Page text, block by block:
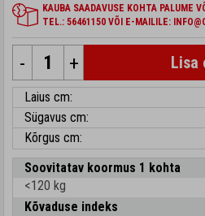
KAUBA SAADAVUSE KOHTA PALUME
TEL.: 56461150 VÕI E-MAILILE:
- + Lisa
Laius cm:
Sügavus cm:
Kõrgus cm:
Soovitatav koormus 1 kohta
<120 kg
Kõvaduse indeks